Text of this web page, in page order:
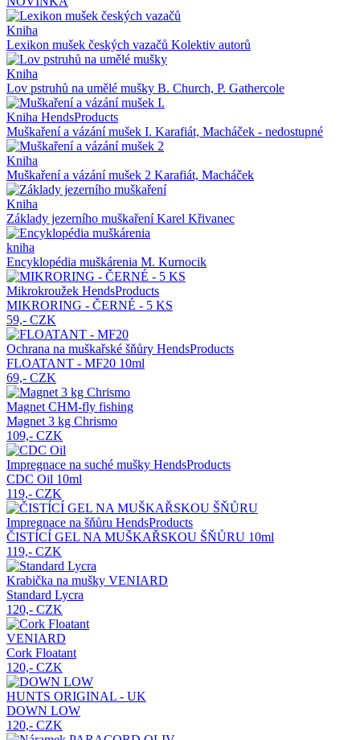
Kniha
Lexikon mušek českých vazačů Kolektiv autorů
Kniha
Lov pstruhů na umělé mušky B. Church, P. Gathercole
Kniha HendsProducts
Muškaření a vázání mušek I. Karafiát, Macháček - nedostupné
Kniha
Muškaření a vázání mušek 2 Karafiát, Macháček
Kniha
Základy jezerního muškařeníKarel Křivanec
kniha
Encyklopédia muškárenia M. Kurnocik
Mikrokroužek HendsProducts
MIKRORING - ČERNÉ - 5 KS
59,- CZK
Ochrana na muškařské šňůry HendsProducts
FLOATANT - MF20 10ml
69,- CZK
Magnet CHM-fly fishing
Magnet 3 kg Chrismo
109,- CZK
Impregnace na suché mušky HendsProducts
CDC Oil 10ml
119,- CZK
Impregnace na šňůru HendsProducts
ČISTÍCÍ GEL NA MUŠKAŘSKOU ŠŇŮRU 10ml
119,- CZK
Krabička na mušky VENIARD
Standard Lycra
120,- CZK
VENIARD
Cork Floatant
120,- CZK
HUNTS ORIGINAL - UK
DOWN LOW
120,- CZK